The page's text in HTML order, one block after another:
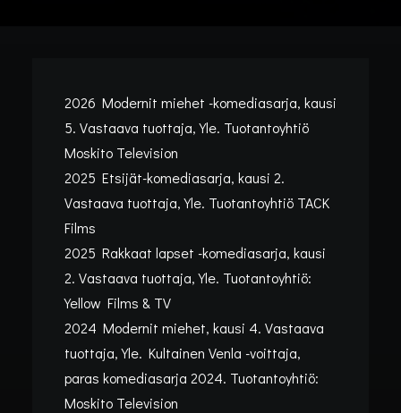
2026 Modernit miehet -komediasarja, kausi
5. Vastaava tuottaja, Yle. Tuotantoyhtiö
Moskito Television
2025 Etsijät-komediasarja, kausi 2.
Vastaava tuottaja, Yle. Tuotantoyhtiö TACK
Films
2025 Rakkaat lapset -komediasarja, kausi
2. Vastaava tuottaja, Yle. Tuotantoyhtiö:
Yellow Films & TV
2024 Modernit miehet, kausi 4. Vastaava
tuottaja, Yle. Kultainen Venla -voittaja,
paras komediasarja 2024. Tuotantoyhtiö:
Moskito Television